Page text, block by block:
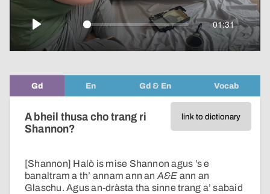
Play
01:31
fullscreen
Gd En Gd & En Vocab
link to dictionary
A bheil thusa cho trang ri
Shannon?
[Shannon] Halò is mise Shannon agus ’s e
banaltram a th’ annam ann anA&E ann an
Glaschu. Agus an-dràsta tha sinne trang a’ sabaid